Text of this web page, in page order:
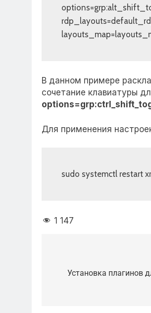
В данном примере
сочетание клавиатуры
Для применения
sudo systemctl restart
1 147
Установка плагинов